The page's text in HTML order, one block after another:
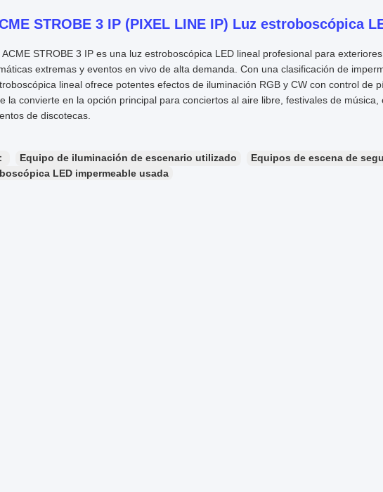
STROBE 3 IP (PIXEL LINE IP) Luz estroboscópica
ACME STROBE 3 IP es una luz estroboscópica LED lineal profesional para
extremas y eventos en vivo de alta demanda. Con una clasificación de
lineal ofrece potentes efectos de iluminación RGB y CW con control de
la convierte en la opción principal para conciertos al aire libre, festivales de música,
de discotecas.
Equipo de iluminación de escenario utilizado
Equipos de escena de
LED impermeable usada